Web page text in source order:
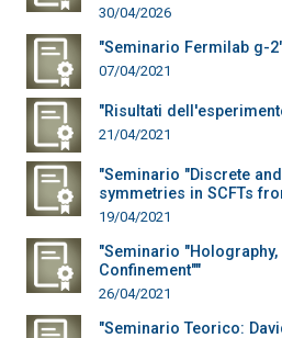
30/04/2026
"Seminario Fermilab g-
07/04/2021
"Risultati
21/04/2021
"Seminario "Discrete
symmetries in SCFTs
19/04/2021
"Seminario
Confinement""
26/04/2021
"Seminario Teorico: